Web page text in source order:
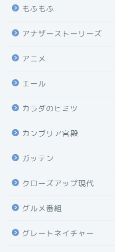
もふもふ
アナザーストーリーズ
アニメ
エール
カラダのヒミツ
カンブリア宮殿
ガッテン
クローズアップ現代
グルメ番組
グレートネイチャー